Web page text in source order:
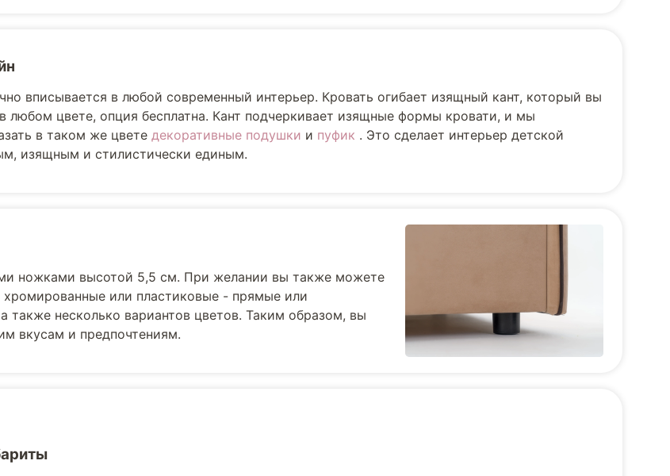
вписывается в любой современный интерьер. Кровать огибает изящный кант, который вы
любом цвете, опция бесплатна. Кант подчеркивает изящные формы кровати, и мы
в таком же цвете декоративные подушки и пуфик . Это сделает интерьер детской
изящным и стилистически единым.
ножками высотой 5,5 см. При желании вы также можете
или пластиковые - прямые или
несколько вариантов цветов. Таким образом, вы
вкусам и предпочтениям.